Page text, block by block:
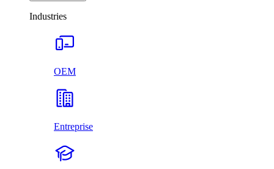
Industries
OEM
Entreprise